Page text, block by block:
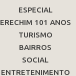
ESPECIAL
ERECHIM 101 ANOS
TURISMO
BAIRROS
SOCIAL
ENTRETENIMENTO